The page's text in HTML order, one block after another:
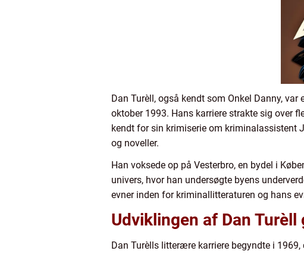
Dan Turèll, også kendt som Onkel Danny,
oktober 1993. Hans karriere strakte sig over
kendt for sin krimiserie om kriminalassistent
og noveller.
Han voksede op på Vesterbro, en bydel i
univers, hvor han undersøgte byens
evner inden for kriminallitteraturen og hans
Udviklingen af Dan Turèll
Dan Turèlls litterære karriere begyndte i